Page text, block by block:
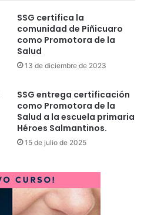
SSG certifica la
comunidad de Piñicuaro
como Promotora de la
Salud
13 de diciembre de 2023
SSG entrega certificación
como Promotora de la
Salud a la escuela primaria
Héroes Salmantinos.
15 de julio de 2025